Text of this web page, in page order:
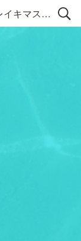
レイキマスター養成講座